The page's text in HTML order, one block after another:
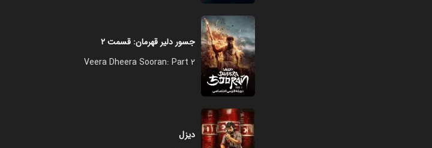
جسور دلیر قهرمان: قسمت ۲
Veera Dheera Sooran: Part 2
دیزل